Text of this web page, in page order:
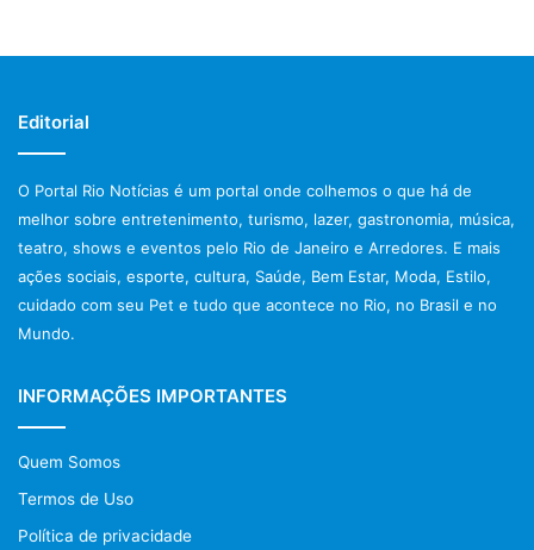
Editorial
O Portal Rio Notícias é um portal onde colhemos o que há de
melhor sobre entretenimento, turismo, lazer, gastronomia, música,
teatro, shows e eventos pelo Rio de Janeiro e Arredores. E mais
ações sociais, esporte, cultura, Saúde, Bem Estar, Moda, Estilo,
cuidado com seu Pet e tudo que acontece no Rio, no Brasil e no
Mundo.
INFORMAÇÕES IMPORTANTES
Quem Somos
Termos de Uso
Política de privacidade